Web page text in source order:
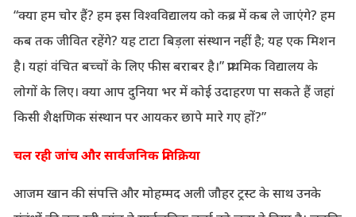
“क्या हम चोर हैं? हम इस विश्वविद्यालय को कब्र में कब ले जाएंगे? हम
कब तक जीवित रहेंगे? यह टाटा बिड़ला संस्थान नहीं है; यह एक मिशन
है। यहां वंचित बच्चों के लिए फीस बराबर है।” प्राथमिक विद्यालय के
लोगों के लिए। क्या आप दुनिया भर में कोई उदाहरण पा सकते हैं जहां
किसी शैक्षणिक संस्थान पर आयकर छापे मारे गए हों?”
चल रही जांच और सार्वजनिक प्रतिक्रिया
आजम खान की संपत्ति और मोहम्मद अली जौहर ट्रस्ट के साथ उनके